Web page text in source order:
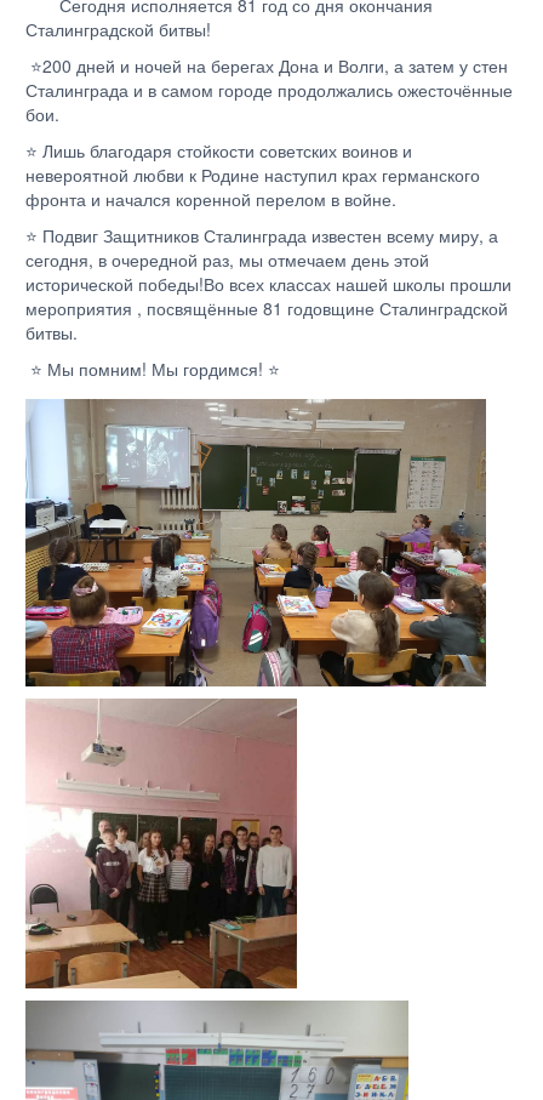
Сегодня исполняется 81 год со дня окончания
Сталинградской битвы!
⭐200 дней и ночей на берегах Дона и Волги, а затем у стен
Сталинграда и в самом городе продолжались ожесточённые
бои.
⭐ Лишь благодаря стойкости советских воинов и
невероятной любви к Родине наступил крах германского
фронта и начался коренной перелом в войне.
⭐ Подвиг Защитников Сталинграда известен всему миру, а
сегодня, в очередной раз, мы отмечаем день этой
исторической победы!Во всех классах нашей школы прошли
мероприятия , посвящённые 81 годовщине Сталинградской
битвы.
⭐ Мы помним! Мы гордимся! ⭐